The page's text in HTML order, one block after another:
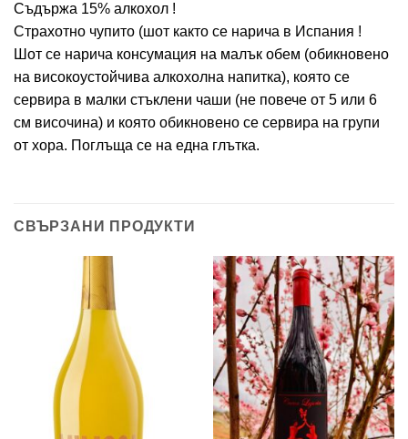
Съдържа 15% алкохол !
Страхотно чупито (шот както се нарича в Испания !
Шот се нарича консумация на малък обем (обикновено
на високоустойчива алкохолна напитка), която се
сервира в малки стъклени чаши (не повече от 5 или 6
см височина) и която обикновено се сервира на групи
от хора. Поглъща се на една глътка.
СВЪРЗАНИ ПРОДУКТИ